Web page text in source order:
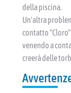
della piscina.
Un'altra
contatto
venendo a
creerà delle